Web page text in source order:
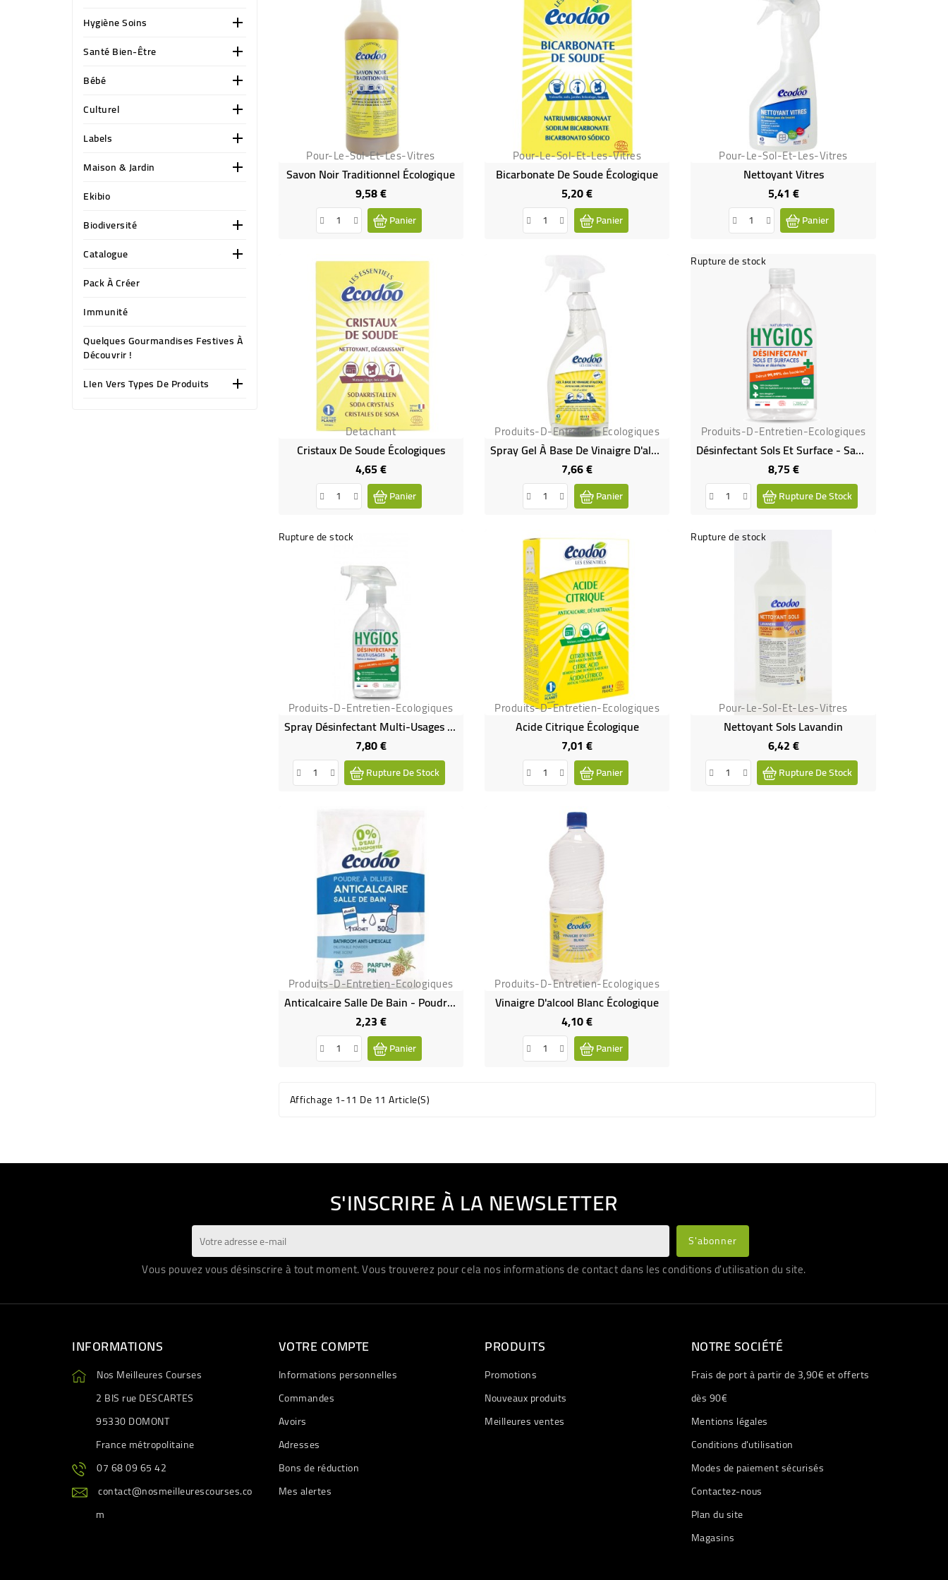
Hygiène Soins 
Santé Bien-Être 
Bébé 
Culturel 
Labels 
Maison & Jardin 
Ekibio
Biodiversité

Catalogue 
Pack À Créer
Immunité
Quelques Gourmandises Festives À
Découvrir !
LIen Vers Types De Produits

Pour-Le-Sol-Et-Les-Vitres
Savon Noir Traditionnel Écologique
9,58 €Prix
Panier
Pour-Le-Sol-Et-Les-Vitres
Bicarbonate De Soude Écologique
5,20 €Prix
Panier
Pour-Le-Sol-Et-Les-Vitres
Nettoyant Vitres
5,41 €Prix
Panier
Detachant
Cristaux De Soude Écologiques
4,65 €Prix
Panier
Produits-D-Entretien-Ecologiques
Spray Gel À Base De Vinaigre D'alcool Bio Anticalcaire Détartrant
7,66 €Prix
Panier
Rupture de stock
Produits-D-Entretien-Ecologiques
Désinfectant Sols Et Surface - Sans Javel
8,75 €Prix
Rupture De Stock
Rupture de stock
Produits-D-Entretien-Ecologiques
Spray Désinfectant Multi-Usages 100% Végétal
7,80 €Prix
Rupture De Stock
Produits-D-Entretien-Ecologiques
Acide Citrique Écologique
7,01 €Prix
Panier
Rupture de stock
Pour-Le-Sol-Et-Les-Vitres
Nettoyant Sols Lavandin
6,42 €Prix
Rupture De Stock
Produits-D-Entretien-Ecologiques
Anticalcaire Salle De Bain - Poudre À Diluer - 20 Gr
2,23 €Prix
Panier
Produits-D-Entretien-Ecologiques
Vinaigre D'alcool Blanc Écologique
4,10 €Prix
Panier
Affichage 1-11 De 11 Article(s)
S'INSCRIRE À LA NEWSLETTER
Vous pouvez vous désinscrire à tout moment. Vous trouverez pour cela nos informations de contact dans les conditions d'utilisation du site.
INFORMATIONS
Nos Meilleures Courses
2 BIS rue DESCARTES
95330 DOMONT
France métropolitaine
07 68 09 65 42
contact@nosmeilleurescourses.co
m
VOTRE COMPTE
Informations personnelles
Commandes
Avoirs
Adresses
Bons de réduction
Mes alertes
PRODUITS
Promotions
Nouveaux produits
Meilleures ventes
NOTRE SOCIÉTÉ
Frais de port à partir de 3,90€ et offerts
dès 90€
Mentions légales
Conditions d'utilisation
Modes de paiement sécurisés
Contactez-nous
Plan du site
Magasins